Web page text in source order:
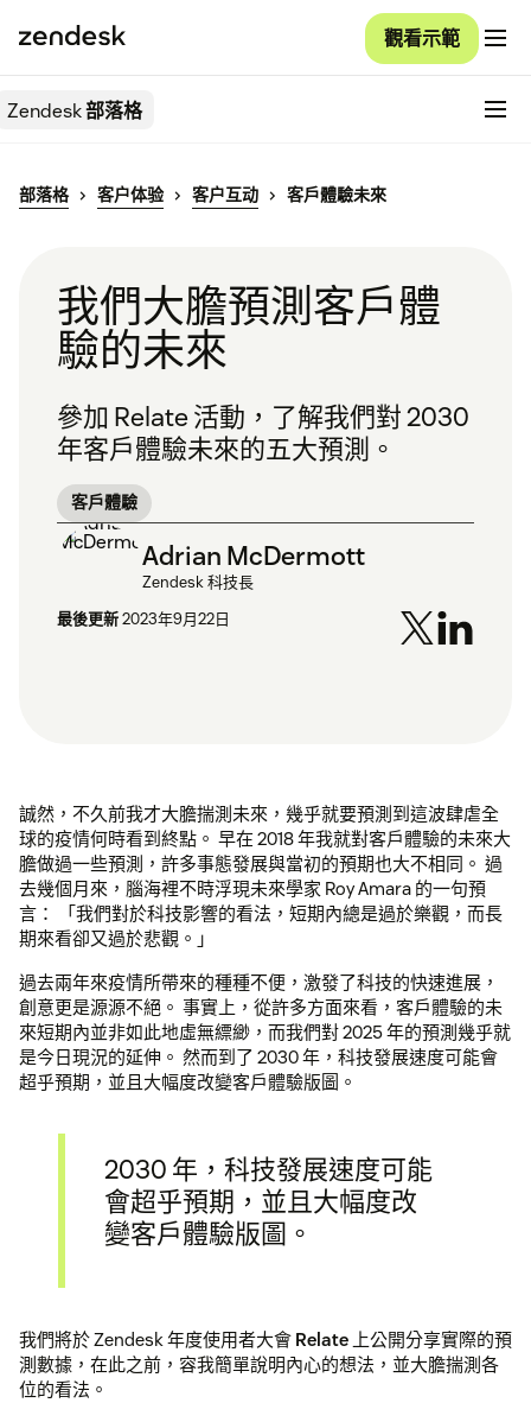
觀看示範
Zendesk部落格
部落格 客户体验 客户互动 客戶體驗未來
我們大膽預測客戶體
驗的未來
參加 Relate 活動，了解我們對 2030
年客戶體驗未來的五大預測。
客戶體驗
Adrian McDermott
Zendesk 科技長
最後更新2023年9月22日
誠然，不久前我才大膽揣測未來，幾乎就要預測到這波肆虐全
球的疫情何時看到終點。 早在 2018 年我就對客戶體驗的未來大
膽做過一些預測，許多事態發展與當初的預期也大不相同。 過
去幾個月來，腦海裡不時浮現未來學家 Roy Amara 的一句預
言： 「我們對於科技影響的看法，短期內總是過於樂觀，而長
期來看卻又過於悲觀。」
過去兩年來疫情所帶來的種種不便，激發了科技的快速進展，
創意更是源源不絕。 事實上，從許多方面來看，客戶體驗的未
來短期內並非如此地虛無縹緲，而我們對 2025 年的預測幾乎就
是今日現況的延伸。 然而到了 2030 年，科技發展速度可能會
超乎預期，並且大幅度改變客戶體驗版圖。
2030 年，科技發展速度可能
會超乎預期，並且大幅度改
變客戶體驗版圖。
我們將於 Zendesk 年度使用者大會 Relate 上公開分享實際的預
測數據，在此之前，容我簡單說明內心的想法，並大膽揣測各
位的看法。